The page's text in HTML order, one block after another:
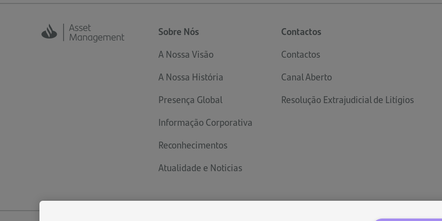
Sobre Nós
A Nossa Visão
A Nossa História
Presença Global
Informação Corporativa
Reconhecimentos
Atualidade e Noticias
Contactos
Contactos
Canal Aberto
Resolução Extrajudicial de Litígios